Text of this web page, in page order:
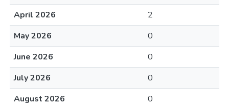
April 2026
2
May 2026
0
June 2026
0
July 2026
0
August 2026
0